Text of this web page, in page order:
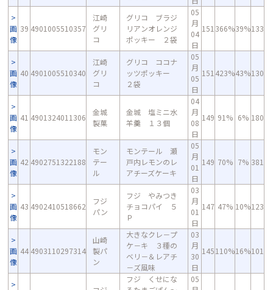
画
像
39 4901005510357
江崎
グリ
コ
グリコ ブラジ
リアンオレンジ
ポッキー ２袋
05
月
04
日
151 366%39%133
画
像
40 4901005510340
江崎
グリ
コ
グリコ ココナ
ッツポッキー
２袋
05
月
05
日
151 423%43%130
画
像
41 4901324011306
金城
製菓
金城 塩ミニ水
羊羹 １３個
04
月
08
日
149 91% 6% 180
画
像
42 4902751322188
モン
テー
ル
モンテール 瀬
戸内レモンのレ
アチーズケーキ
05
月
01
日
149 70% 7% 381
画
像
43 4902410518662
フジ
パン
フジ やみつき
チョコパイ ５
Ｐ
03
月
01
日
147 47% 10%123
画
像
44 4903110297314
山崎
製パ
ン
大きなクレ－プ
ケ－キ ３種の
ベリ－＆レアチ
－ズ風味
03
月
30
日
145110%16%101
フジ くせにな
05